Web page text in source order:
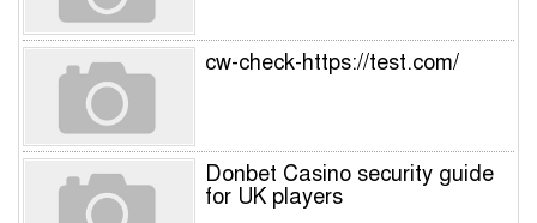
cw-check-https://test.com/
Donbet Casino security guide
for UK players